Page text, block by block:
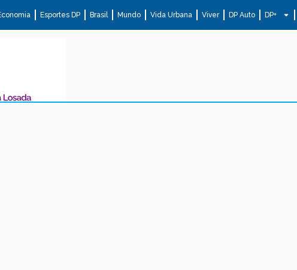
Esportes DP Brasil Mundo Vida Urbana Viver DP Auto DP+